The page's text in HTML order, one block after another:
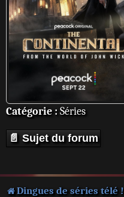
Catégorie : Séries
📄 Sujet du forum
Dingues de séries télé !